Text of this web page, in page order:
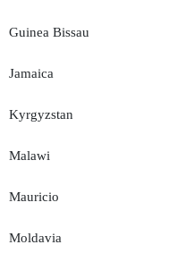
Guinea Bissau
Jamaica
Kyrgyzstan
Malawi
Mauricio
Moldavia